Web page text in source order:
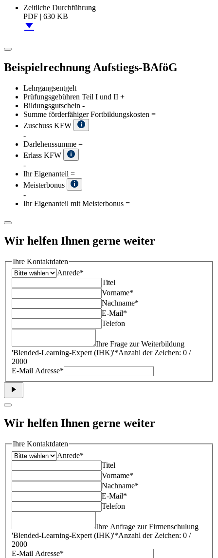
Zeitliche Durchführung
PDF | 630 KB
Beispielrechnung Aufstiegs-BAföG
Lehrgangsentgelt
Prüfungsgebühren Teil I und II +
Bildungsgutschein -
Summe förderfähiger Fortbildungskosten =
Zuschuss KFW
-
Darlehenssumme =
Erlass KFW
-
Ihr Eigenanteil =
Meisterbonus
-
Ihr Eigenanteil mit Meisterbonus =
Wir helfen Ihnen gerne weiter
Ihre Kontaktdaten
Anrede*
Titel
Vorname*
Nachname*
E-Mail*
Telefon
Ihre Frage zur Weiterbildung
'Blended-Learning-Expert (IHK)'*Anzahl der Zeichen: 0 /
2000
E-Mail Adresse*
Wir helfen Ihnen gerne weiter
Ihre Kontaktdaten
Anrede*
Titel
Vorname*
Nachname*
E-Mail*
Telefon
Ihre Anfrage zur Firmenschulung
'Blended-Learning-Expert (IHK)'*Anzahl der Zeichen: 0 /
2000
E-Mail Adresse*